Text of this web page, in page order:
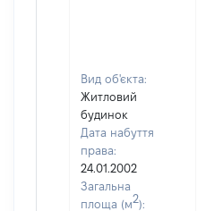
Вид об'єкта:
Житловий
будинок
Дата набуття
права:
24.01.2002
Загальна
площа (м2):